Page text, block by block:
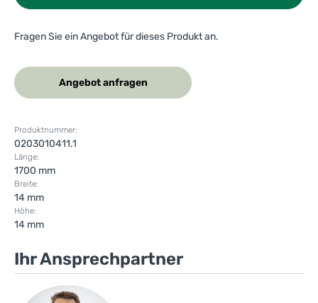
Fragen Sie ein Angebot für dieses Produkt an.
Angebot anfragen
Produktnummer:
0203010411.1
Länge:
1700 mm
Breite:
14 mm
Höhe:
14 mm
Ihr Ansprechpartner